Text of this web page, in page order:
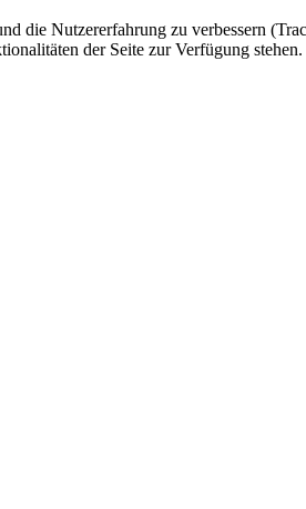
die Nutzererfahrung zu verbessern
der Seite zur Verfügung stehen.